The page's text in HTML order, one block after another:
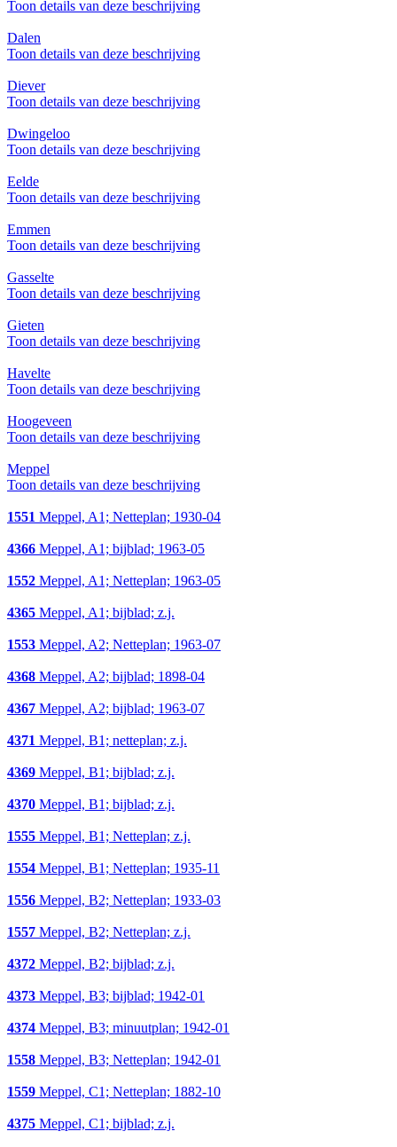
Toon details van deze beschrijving
Dalen
Toon details van deze beschrijving
Diever
Toon details van deze beschrijving
Dwingeloo
Toon details van deze beschrijving
Eelde
Toon details van deze beschrijving
Emmen
Toon details van deze beschrijving
Gasselte
Toon details van deze beschrijving
Gieten
Toon details van deze beschrijving
Havelte
Toon details van deze beschrijving
Hoogeveen
Toon details van deze beschrijving
Meppel
Toon details van deze beschrijving
1551 Meppel, A1; Netteplan; 1930-04
4366 Meppel, A1; bijblad; 1963-05
1552 Meppel, A1; Netteplan; 1963-05
4365 Meppel, A1; bijblad; z.j.
1553 Meppel, A2; Netteplan; 1963-07
4368 Meppel, A2; bijblad; 1898-04
4367 Meppel, A2; bijblad; 1963-07
4371 Meppel, B1; netteplan; z.j.
4369 Meppel, B1; bijblad; z.j.
4370 Meppel, B1; bijblad; z.j.
1555 Meppel, B1; Netteplan; z.j.
1554 Meppel, B1; Netteplan; 1935-11
1556 Meppel, B2; Netteplan; 1933-03
1557 Meppel, B2; Netteplan; z.j.
4372 Meppel, B2; bijblad; z.j.
4373 Meppel, B3; bijblad; 1942-01
4374 Meppel, B3; minuutplan; 1942-01
1558 Meppel, B3; Netteplan; 1942-01
1559 Meppel, C1; Netteplan; 1882-10
4375 Meppel, C1; bijblad; z.j.